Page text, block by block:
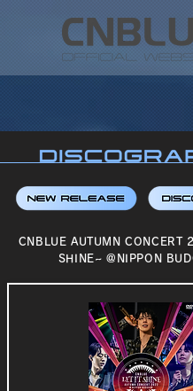
CNBLUE AUTUMN CONCERT
SHINE~ @NIPPON